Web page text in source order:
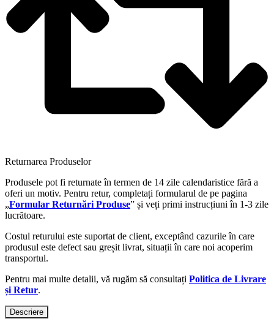
Returnarea Produselor
Produsele pot fi returnate în termen de 14 zile calendaristice fără a
oferi un motiv. Pentru retur, completați formularul de pe pagina
„Formular Returnări Produse” și veți primi instrucțiuni în 1-3 zile
lucrătoare.
Costul returului este suportat de client, exceptând cazurile în care
produsul este defect sau greșit livrat, situații în care noi acoperim
transportul.
Pentru mai multe detalii, vă rugăm să consultați Politica de Livrare
și Retur.
Descriere